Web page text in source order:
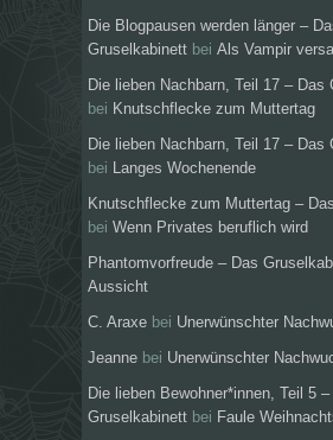
Die Blogpausen werden länger –
Gruselkabinett bei Als Vampir
Die lieben Nachbarn, Teil 17 – Das
bei Knutschflecke zum Muttertag
Die lieben Nachbarn, Teil 17 – Das
bei
Langes Wochenende
Knutschflecke zum Muttertag –
bei Wenn Privates beruflich wird
Phantomvorfreude – Das
Aussicht
C. Araxe bei Unerwünschter
Jeanne bei Unerwünschter
Die lieben Bewohner*innen, Teil 5 –
Gruselkabinett bei Faule